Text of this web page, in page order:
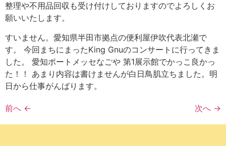
整理や不用品回収も受け付けしておりますのでよろしくお
願いいたします。
すいません。愛知県半田市拠点の便利屋伊吹代表北瀬で
す。 今回まちにまったKing Gnuのコンサートに行ってきま
した。 愛知ポートメッセなごや 第1展示館でかっこ良かっ
た！！ あまり内容は書けませんが白日鳥肌立ちました。明
日から仕事がんばります。
前へ ← 次へ →